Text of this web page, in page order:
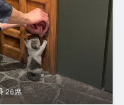
26席